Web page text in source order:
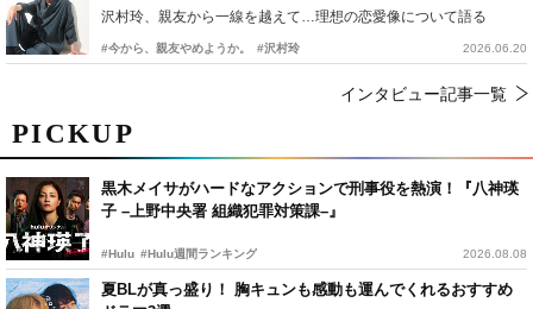
PICKUP
黒木メイサがハードなアクションで刑事役を熱演！『八神瑛
子 –上野中央署 組織犯罪対策課–』
#Hulu #Hulu週間ランキング 2026.08.08
夏BLが真っ盛り！ 胸キュンも感動も運んでくれるおすすめ
沢村玲、親友から一線を越えて…理想の恋愛像について語る
#今から、親友やめようか。 #沢村玲 2026.06.20
インタビュー記事一覧